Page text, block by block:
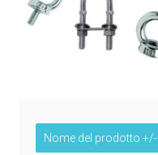
Nome del prodotto +/-